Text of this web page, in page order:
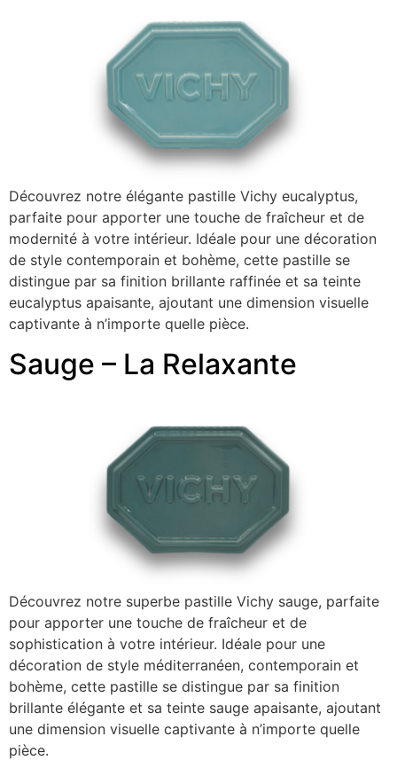
Découvrez notre élégante pastille Vichy eucalyptus,
parfaite pour apporter une touche de fraîcheur et de
modernité à votre intérieur. Idéale pour une décoration
de style contemporain et bohème, cette pastille se
distingue par sa finition brillante raffinée et sa teinte
eucalyptus apaisante, ajoutant une dimension visuelle
captivante à n’importe quelle pièce.
Sauge – La Relaxante
Découvrez notre superbe pastille Vichy sauge, parfaite
pour apporter une touche de fraîcheur et de
sophistication à votre intérieur. Idéale pour une
décoration de style méditerranéen, contemporain et
bohème, cette pastille se distingue par sa finition
brillante élégante et sa teinte sauge apaisante, ajoutant
une dimension visuelle captivante à n’importe quelle
pièce.